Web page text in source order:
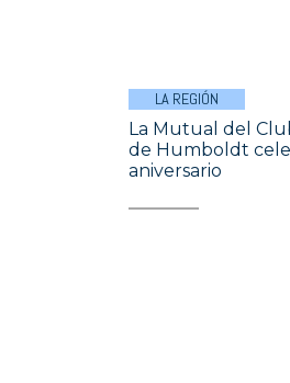
LA REGIÓN
La Mutual del
de Humboldt
aniversario